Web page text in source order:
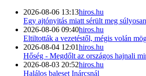
2026-08-06 13:13hiros.hu
Egy ajtónyitás miatt sérült meg
2026-08-06 09:40hiros.hu
Eltiltották a vezetéstől, mégis volán
2026-08-04 12:01hiros.hu
Hőség - Megdőlt az országos hajnali
2026-08-03 20:52hiros.hu
Halálos baleset Inárcsnál